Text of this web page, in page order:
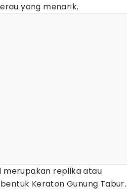
yang menarik.
merupakan replika atau
Keraton Gunung Tabur.